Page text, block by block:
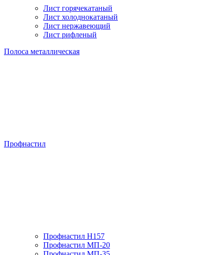
Лист горячекатаный
Лист холоднокатаный
Лист нержавеющий
Лист рифленый
Полоса металлическая
Профнастил
Профнастил H157
Профнастил МП-20